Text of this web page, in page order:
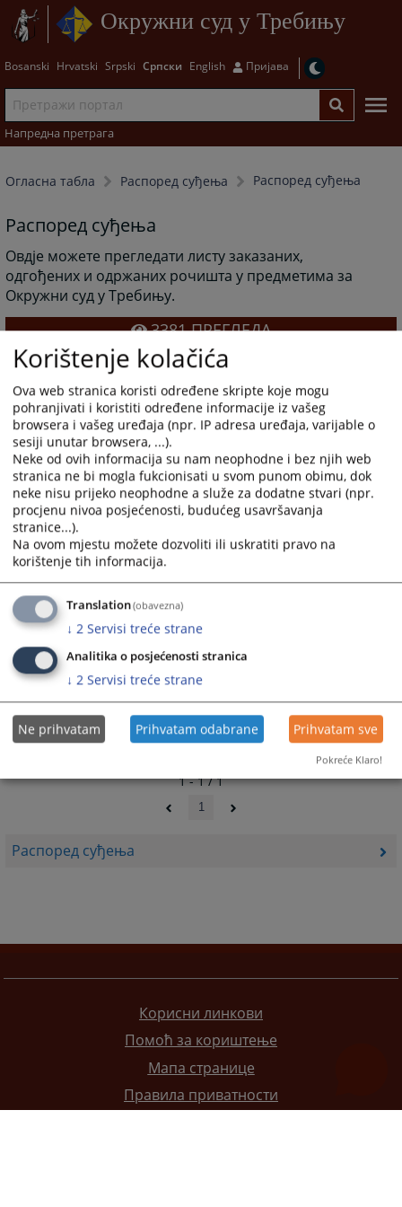
Окружни суд у Требињу
Bosanski Hrvatski Srpski Српски English Пријава
Напредна претрага
Огласна табла Распоред суђења Распоред суђења
Распоред суђења
Распоред суђења
Овдје можете прегледати листу заказаних,
одгођених и одржаних рочишта у предметима за
Окружни суд у Требињу.
3381ПРЕГЛЕДА
Линкови
Распоред суђења
1 - 1 / 1
1
Корисни линкови
Помоћ за кориштење
Мапа странице
Правила приватности
Korištenje kolačića
Ova web stranica koristi određene skripte koje mogu
pohranjivati i koristiti određene informacije iz vašeg
browsera i vašeg uređaja (npr. IP adresa uređaja, varijable o
sesiji unutar browsera, ...).
Neke od ovih informacija su nam neophodne i bez njih web
stranica ne bi mogla fukcionisati u svom punom obimu, dok
neke nisu prijeko neophodne a služe za dodatne stvari (npr.
procjenu nivoa posjećenosti, budućeg usavršavanja
stranice...).
Na ovom mjestu možete dozvoliti ili uskratiti pravo na
korištenje tih informacija.
Translation(obavezna)
↓ 2 Servisi treće strane
Analitika o posjećenosti stranica
↓ 2 Servisi treće strane
Ne prihvatam Prihvatam odabrane Prihvatam sve
Pokreće Klaro!